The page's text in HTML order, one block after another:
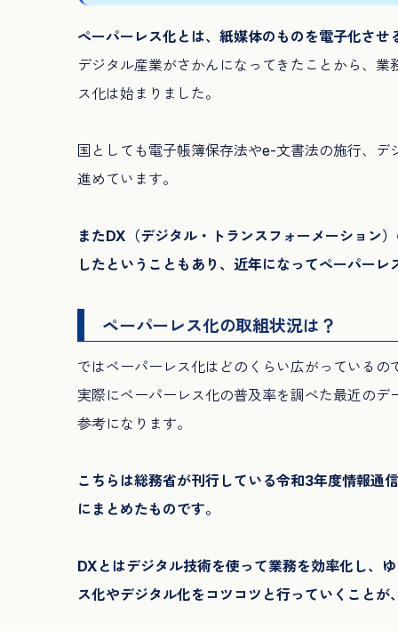
ペーパーレス化とは、紙媒体のものを電子化させ
デジタル産業がさかんになってきたことから、
ス化は始まりました。
国としても電子帳簿保存法やe-文書法の施行、
進めています。
またDX（デジタル・トランスフォーメーション
したということもあり、近年になってペーパー
ペーパーレス化の取組状況は？
ではペーパーレス化はどのくらい広がっているの
実際にペーパーレス化の普及率を調べた最近の
参考になります。
こちらは総務省が刊行している令和3年度情報通
にまとめたものです。
DXとはデジタル技術を使って業務を効率化し、
ス化やデジタル化をコツコツと行っていくこと